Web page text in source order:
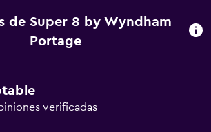
de Super 8 by Wyndham
Portage
verificadas